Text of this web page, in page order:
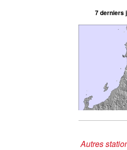
7 derniers
Autres